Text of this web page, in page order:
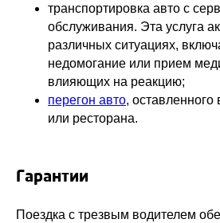
транспортировка авто с
обслуживания. Эта услуга
различных ситуациях,
недомогание или прием
влияющих на реакцию;
перегон авто,
или ресторана.
Гарантии
Поездка с трезвым водителем